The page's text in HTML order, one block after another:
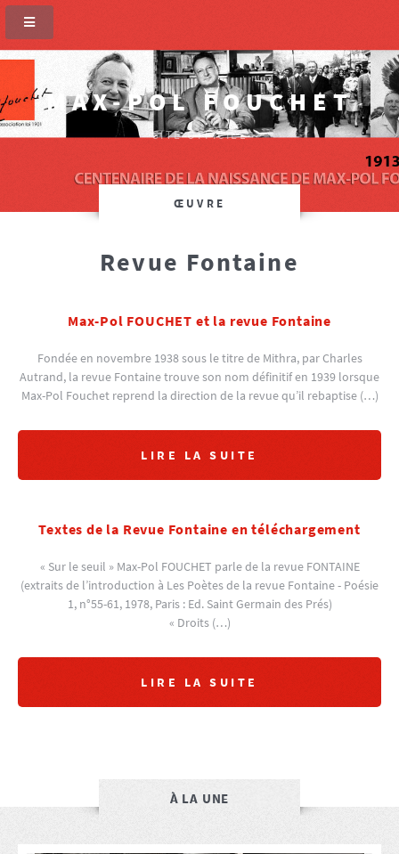
MAX-POL FOUCHET
SITE OFFICIEL
ŒUVRE
Revue Fontaine
Max-Pol FOUCHET et la revue Fontaine
Fondée en novembre 1938 sous le titre de Mithra, par Charles
Autrand, la revue Fontaine trouve son nom définitif en 1939 lorsque
Max-Pol Fouchet reprend la direction de la revue qu’il rebaptise (…)
LIRE LA SUITE
Textes de la Revue Fontaine en téléchargement
« Sur le seuil » Max-Pol FOUCHET parle de la revue FONTAINE
(extraits de l’introduction à Les Poètes de la revue Fontaine - Poésie
1, n°55-61, 1978, Paris : Ed. Saint Germain des Prés)
« Droits (…)
LIRE LA SUITE
À LA UNE